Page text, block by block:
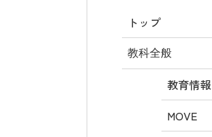
トップ
教科全般
教育情報
MOVE